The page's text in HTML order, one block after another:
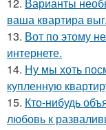
12. Варианты
ваша квартира
13. Вот по этому
интернете.
14. Ну мы хоть
купленную
15. Кто-нибудь
любовь к